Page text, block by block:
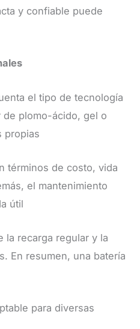
y confiable puede
el tipo de tecnología
de plomo-ácido, gel o
propias
términos de costo, vida
el mantenimiento
útil
la recarga regular y la
En resumen, una batería
para diversas